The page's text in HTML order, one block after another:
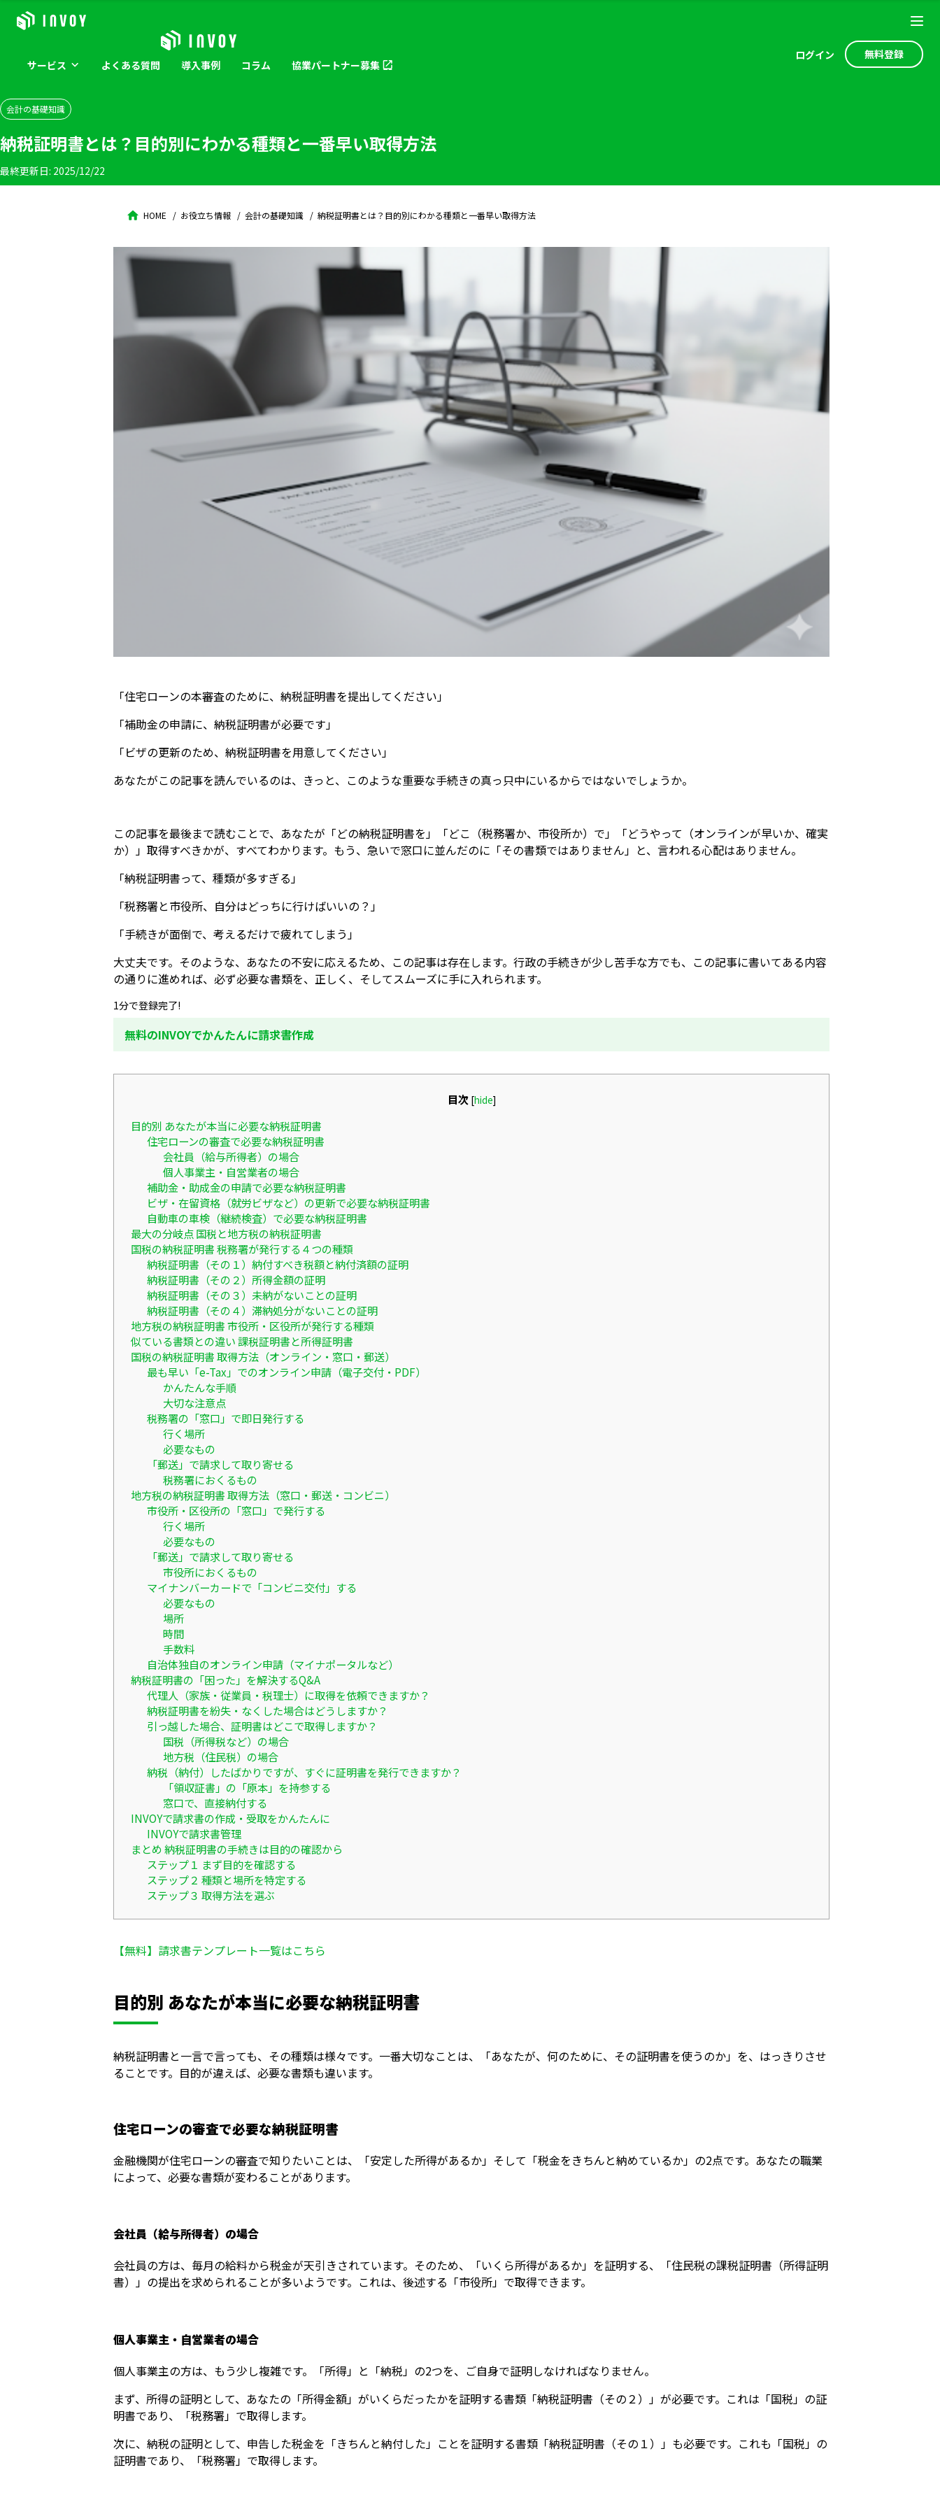
サービス よくある質問 導入事例 コラム 協業パートナー募集
ログイン 無料登録
会計の基礎知識
納税証明書とは？目的別にわかる種類と一番早い取得方法
最終更新日: 2025/12/22
HOME お役立ち情報 会計の基礎知識 納税証明書とは？目的別にわかる種類と一番早い取得方法
「住宅ローンの本審査のために、納税証明書を提出してください」
「補助金の申請に、納税証明書が必要です」
「ビザの更新のため、納税証明書を用意してください」
あなたがこの記事を読んでいるのは、きっと、このような重要な手続きの真っ只中にいるからではないでしょうか。
この記事を最後まで読むことで、あなたが「どの納税証明書を」「どこ（税務署か、市役所か）で」「どうやって（オンラインが早いか、確実
か）」取得すべきかが、すべてわかります。もう、急いで窓口に並んだのに「その書類ではありません」と、言われる心配はありません。
「納税証明書って、種類が多すぎる」
「税務署と市役所、自分はどっちに行けばいいの？」
「手続きが面倒で、考えるだけで疲れてしまう」
大丈夫です。そのような、あなたの不安に応えるため、この記事は存在します。行政の手続きが少し苦手な方でも、この記事に書いてある内容
の通りに進めれば、必ず必要な書類を、正しく、そしてスムーズに手に入れられます。
1分で登録完了!
無料のINVOYでかんたんに請求書作成
目次 [hide]
目的別 あなたが本当に必要な納税証明書
住宅ローンの審査で必要な納税証明書
会社員（給与所得者）の場合
個人事業主・自営業者の場合
補助金・助成金の申請で必要な納税証明書
ビザ・在留資格（就労ビザなど）の更新で必要な納税証明書
自動車の車検（継続検査）で必要な納税証明書
最大の分岐点 国税と地方税の納税証明書
国税の納税証明書 税務署が発行する４つの種類
納税証明書（その１）納付すべき税額と納付済額の証明
納税証明書（その２）所得金額の証明
納税証明書（その３）未納がないことの証明
納税証明書（その４）滞納処分がないことの証明
地方税の納税証明書 市役所・区役所が発行する種類
似ている書類との違い 課税証明書と所得証明書
国税の納税証明書 取得方法（オンライン・窓口・郵送）
最も早い「e-Tax」でのオンライン申請（電子交付・PDF）
かんたんな手順
大切な注意点
税務署の「窓口」で即日発行する
行く場所
必要なもの
「郵送」で請求して取り寄せる
税務署におくるもの
地方税の納税証明書 取得方法（窓口・郵送・コンビニ）
市役所・区役所の「窓口」で発行する
行く場所
必要なもの
「郵送」で請求して取り寄せる
市役所におくるもの
マイナンバーカードで「コンビニ交付」する
必要なもの
場所
時間
手数料
自治体独自のオンライン申請（マイナポータルなど）
納税証明書の「困った」を解決するQ&A
代理人（家族・従業員・税理士）に取得を依頼できますか？
納税証明書を紛失・なくした場合はどうしますか？
引っ越した場合、証明書はどこで取得しますか？
国税（所得税など）の場合
地方税（住民税）の場合
納税（納付）したばかりですが、すぐに証明書を発行できますか？
「領収証書」の「原本」を持参する
窓口で、直接納付する
INVOYで請求書の作成・受取をかんたんに
INVOYで請求書管理
まとめ 納税証明書の手続きは目的の確認から
ステップ１ まず目的を確認する
ステップ２ 種類と場所を特定する
ステップ３ 取得方法を選ぶ
【無料】請求書テンプレート一覧はこちら
目的別 あなたが本当に必要な納税証明書
納税証明書と一言で言っても、その種類は様々です。一番大切なことは、「あなたが、何のために、その証明書を使うのか」を、はっきりさせ
ることです。目的が違えば、必要な書類も違います。
住宅ローンの審査で必要な納税証明書
金融機関が住宅ローンの審査で知りたいことは、「安定した所得があるか」そして「税金をきちんと納めているか」の2点です。あなたの職業
によって、必要な書類が変わることがあります。
会社員（給与所得者）の場合
会社員の方は、毎月の給料から税金が天引きされています。そのため、「いくら所得があるか」を証明する、「住民税の課税証明書（所得証明
書）」の提出を求められることが多いようです。これは、後述する「市役所」で取得できます。
個人事業主・自営業者の場合
個人事業主の方は、もう少し複雑です。「所得」と「納税」の2つを、ご自身で証明しなければなりません。
まず、所得の証明として、あなたの「所得金額」がいくらだったかを証明する書類「納税証明書（その２）」が必要です。これは「国税」の証
明書であり、「税務署」で取得します。
次に、納税の証明として、申告した税金を「きちんと納付した」ことを証明する書類「納税証明書（その１）」も必要です。これも「国税」の
証明書であり、「税務署」で取得します。